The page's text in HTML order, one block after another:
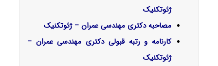
ژئوتکنیک
مصاحبه دکتری مهندسی عمران – ژئوتکنیک
کارنامه و رتبه قبولی دکتری مهندسی عمران –
ژئوتکنیک